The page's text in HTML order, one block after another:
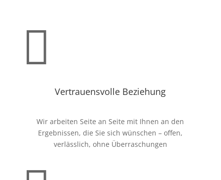

Vertrauensvolle Beziehung
Wir arbeiten Seite an Seite mit Ihnen an den
Ergebnissen, die Sie sich wünschen – offen,
verlässlich, ohne Überraschungen